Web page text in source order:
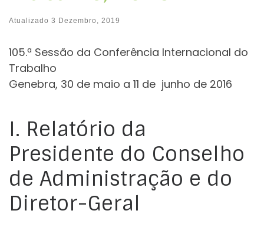
Atualizado 3 Dezembro, 2019
105.ª Sessão da Conferência Internacional do
Trabalho
Genebra, 30 de maio a 11 de junho de 2016
I. Relatório da
Presidente do Conselho
de Administração e do
Diretor-Geral